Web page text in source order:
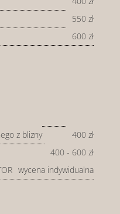
550 zł
600 zł
z blizny
400 zł
400 - 600 zł
wycena indywidualna